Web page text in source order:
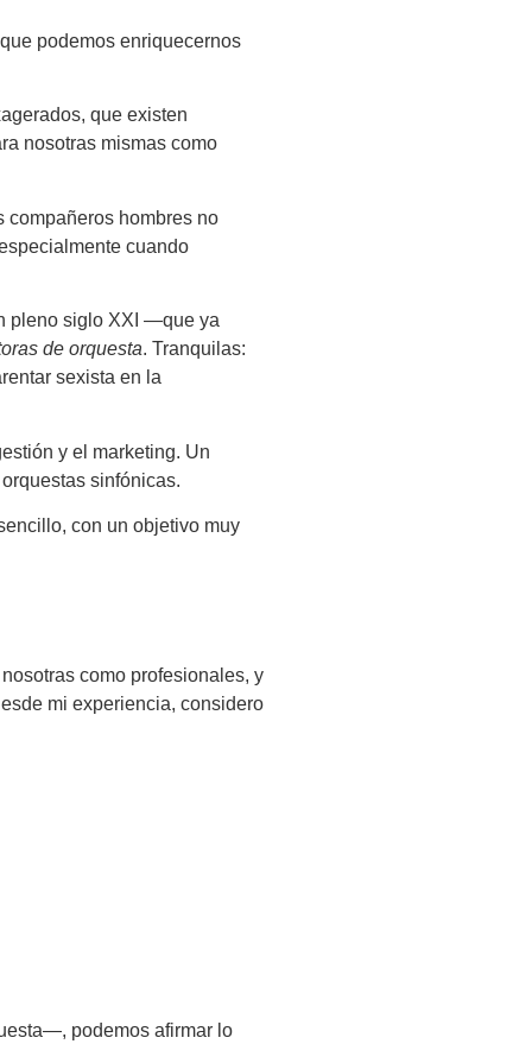
podemos enriquecernos
que existen
nosotras mismas como
compañeros hombres no
cuando
pleno siglo XXI —que ya
de orquesta. Tranquilas:
sexista en la
y el marketing. Un
sinfónicas.
con un objetivo muy
como profesionales, y
mi experiencia, considero
podemos afirmar lo